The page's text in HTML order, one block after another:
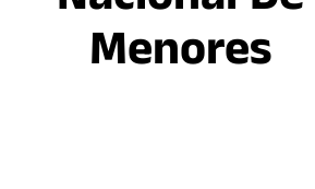
Menores